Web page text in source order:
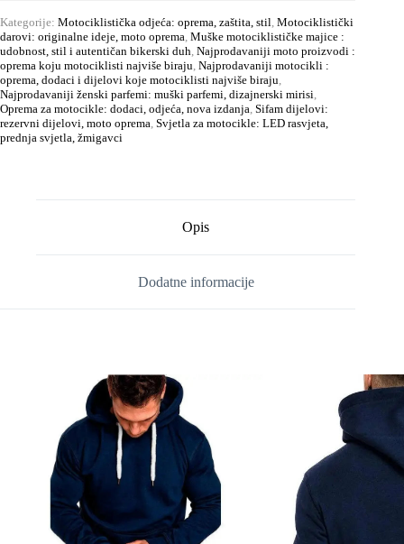
Kategorije: Motociklistička odjeća: oprema, zaštita, stil, Motociklistički
darovi: originalne ideje, moto oprema, Muške motociklističke majice :
udobnost, stil i autentičan bikerski duh, Najprodavaniji moto proizvodi :
oprema koju motociklisti najviše biraju, Najprodavaniji motocikli :
oprema, dodaci i dijelovi koje motociklisti najviše biraju,
Najprodavaniji ženski parfemi: muški parfemi, dizajnerski mirisi,
Oprema za motocikle: dodaci, odjeća, nova izdanja, Sifam dijelovi:
rezervni dijelovi, moto oprema, Svjetla za motocikle: LED rasvjeta,
prednja svjetla, žmigavci
Opis
Dodatne informacije